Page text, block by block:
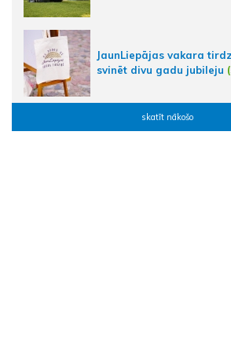
JaunLiepājas vakara
svinēt divu gadu jubileju
skatīt nākošo